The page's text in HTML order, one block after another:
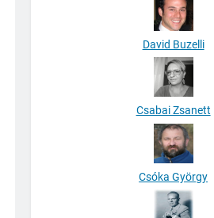
David Buzelli
Csabai Zsanett
Csóka György